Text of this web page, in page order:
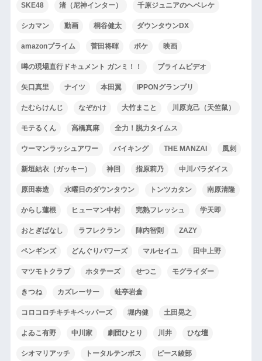
SKE48 渚（尼神インター） 千原ジュニアのヘベレケ
シカマン 動画 桐谷健太 ダウンタウンDX
amazonプライム 菅田将暉 ボケ 映画
噂の現場直行ドキュメント ガンミ！！ プライムビデオ
矢口真里 ナイツ 本田翼 IPPONグランプリ
たむらけんじ なぞかけ 大竹まこと 川原克己（天竺鼠）
モテるくん 高橋真麻 全力！脱力タイムス
ウーマンラッシュアワー バイキング THE MANZAI 風刺
新垣結衣（ガッキー） 神回 指原莉乃 中川パラダイス
原田泰造 水曜日のダウンタウン トンツカタン 南原清隆
からし蓮根 ヒューマン中村 完熟フレッシュ 学天即
おとぎばなし ラフレクラン 陣内智則 ZAZY
ペンギンズ どんぐりパワーズ マルセイユ 田中上野
マツモトクラブ ホタテーズ せつこ モグライダー
きつね カズレーサー 蛙亭岩倉
コロコロチキチキペッパーズ 堀内健 土田晃之
よゐこ有野 中川家 劇団ひとり 川井 ひな壇
シオマリアッチ トータルテンボス ピース綾部